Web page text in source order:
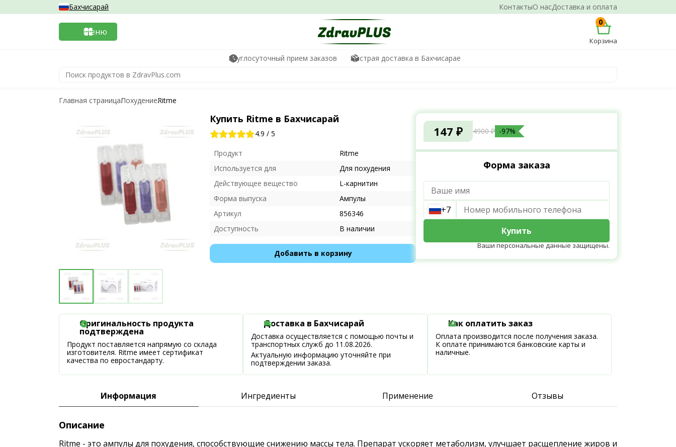
КонтактыО насДоставка и оплата
Бахчисарай
Меню
0
Корзина
Круглосуточный прием заказов Быстрая доставка в Бахчисарае
Главная страницаПохудениеRitme
Купить Ritme в Бахчисарай
4.9 / 5
Продукт
Ritme
Используется для
Для похудения
Действующее вещество
L-карнитин
Форма выпуска
Ампулы
Артикул
856346
Доступность
В наличии
Добавить в корзину
147 ₽ 4900 ₽ -97%
Форма заказа
+7
Купить
Ваши персональные данные защищены.
Оригинальность продукта
подтверждена
Продукт поставляется напрямую со склада
изготовителя. Ritme имеет сертификат
качества по евростандарту.
Доставка в Бахчисарай
Доставка осуществляется с помощью почты и
транспортных служб до 11.08.2026.
Актуальную информацию уточняйте при
подтверждении заказа.
Как оплатить заказ
Оплата производится после получения заказа.
К оплате принимаются банковские карты и
наличные.
Информация Ингредиенты Применение Отзывы
Описание
Ritme - это ампулы для похудения, способствующие снижению массы тела. Препарат ускоряет метаболизм, улучшает расщепление жиров и